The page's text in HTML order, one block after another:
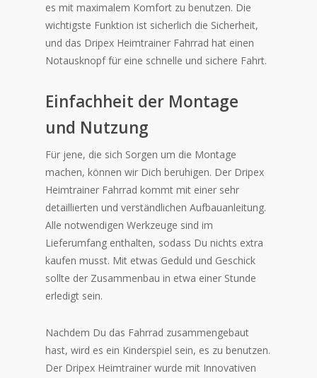
es mit maximalem Komfort zu benutzen. Die
wichtigste Funktion ist sicherlich die Sicherheit,
und das Dripex Heimtrainer Fahrrad hat einen
Notausknopf für eine schnelle und sichere Fahrt.
Einfachheit der Montage
und Nutzung
Für jene, die sich Sorgen um die Montage
machen, können wir Dich beruhigen. Der Dripex
Heimtrainer Fahrrad kommt mit einer sehr
detaillierten und verständlichen Aufbauanleitung.
Alle notwendigen Werkzeuge sind im
Lieferumfang enthalten, sodass Du nichts extra
kaufen musst. Mit etwas Geduld und Geschick
sollte der Zusammenbau in etwa einer Stunde
erledigt sein.
Nachdem Du das Fahrrad zusammengebaut
hast, wird es ein Kinderspiel sein, es zu benutzen.
Der Dripex Heimtrainer wurde mit Innovativen